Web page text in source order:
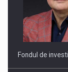
Fondul de